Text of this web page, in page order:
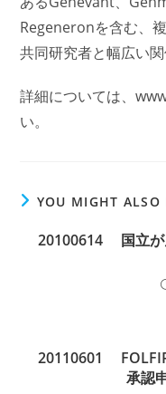
Regeneronを含む、
共同研究者と幅広い
詳細については、
い。
YOU MIGHT ALSO
20100614 国立が
20110601
承認